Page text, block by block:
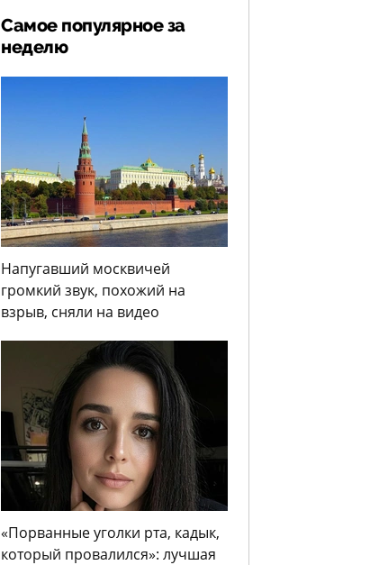
Самое популярное за
неделю
Напугавший москвичей
громкий звук, похожий на
взрыв, сняли на видео
«Порванные уголки рта, кадык,
который провалился»: лучшая